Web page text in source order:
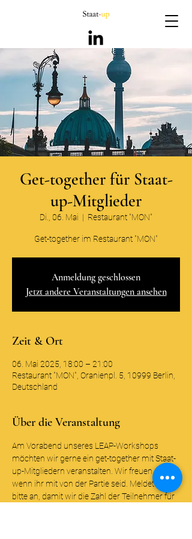
Get-together für Staat-
up-Mitglieder
Di., 06. Mai
  |
Restaurant "MON"
Get-together im Restaurant "MON"
Anmeldung geschlossen
Jetzt andere Veranstaltungen ansehen
Zeit & Ort
06. Mai 2025, 18:00 – 21:00
Restaurant "MON", Oranienpl. 5, 10999 Berlin,
Deutschland
Über die Veranstaltung
Am Vorabend unseres LEAP-Workshops
möchten wir gerne ein get-together mit Staat-
up-Mitgliedern veranstalten. Wir freuen uns,
wenn ihr mit von der Partie seid. Meldet euch
bitte an, damit wir die Zahl der Teilnehmer für